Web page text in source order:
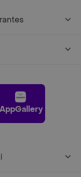
AppGallery